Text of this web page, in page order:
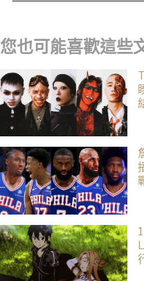
您也可能喜歡這些